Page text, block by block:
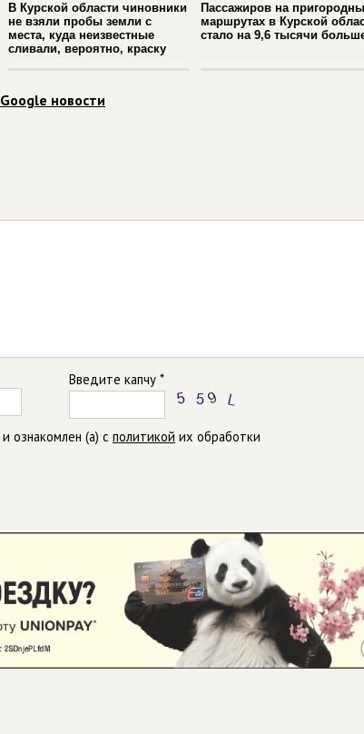
В Курской области чиновники
не взяли пробы земли с
места, куда неизвестные
сливали, вероятно, краску
Пассажиров на
маршрутах в Курской
стало на 9,6 тысячи
Google новости
Введите капчу *
и ознакомлен (а) с политикой их обработки